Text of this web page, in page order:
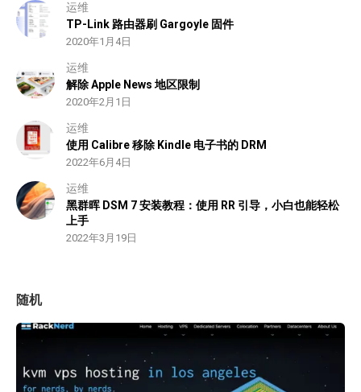
运维
TP-Link 路由器刷 Gargoyle 固件
2020年1月4日
运维
解除 Apple News 地区限制
2020年2月1日
运维
使用 Calibre 移除 Kindle 电子书的 DRM
2022年6月4日
运维
黑群晖 DSM 7 安装教程：使用 RR 引导，小白也能轻松
上手
2022年3月19日
随机